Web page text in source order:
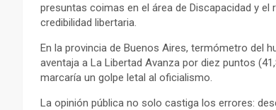
presuntas coimas en el área de Discapacidad y
credibilidad libertaria.
En la provincia de Buenos Aires, termómetro del
aventaja a La Libertad Avanza por diez puntos
marcaría un golpe letal al oficialismo.
La opinión pública no solo castiga los errores: